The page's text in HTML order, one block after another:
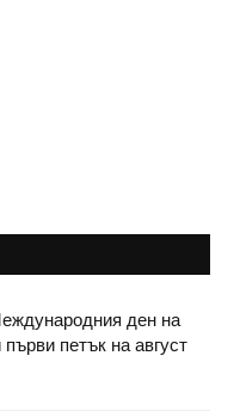
ден на
петък на август